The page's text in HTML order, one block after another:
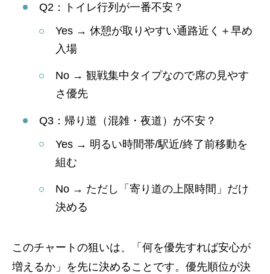
Q2：トイレ行列が一番不安？
Yes → 休憩が取りやすい通路近く＋早め
入場
No → 観戦集中タイプなので席の見やす
さ優先
Q3：帰り道（混雑・夜道）が不安？
Yes → 明るい時間帯/駅近/終了前移動を
組む
No → ただし「寄り道の上限時間」だけ
決める
このチャートの狙いは、「何を優先すれば安心が
増えるか」を先に決めることです。優先順位が決